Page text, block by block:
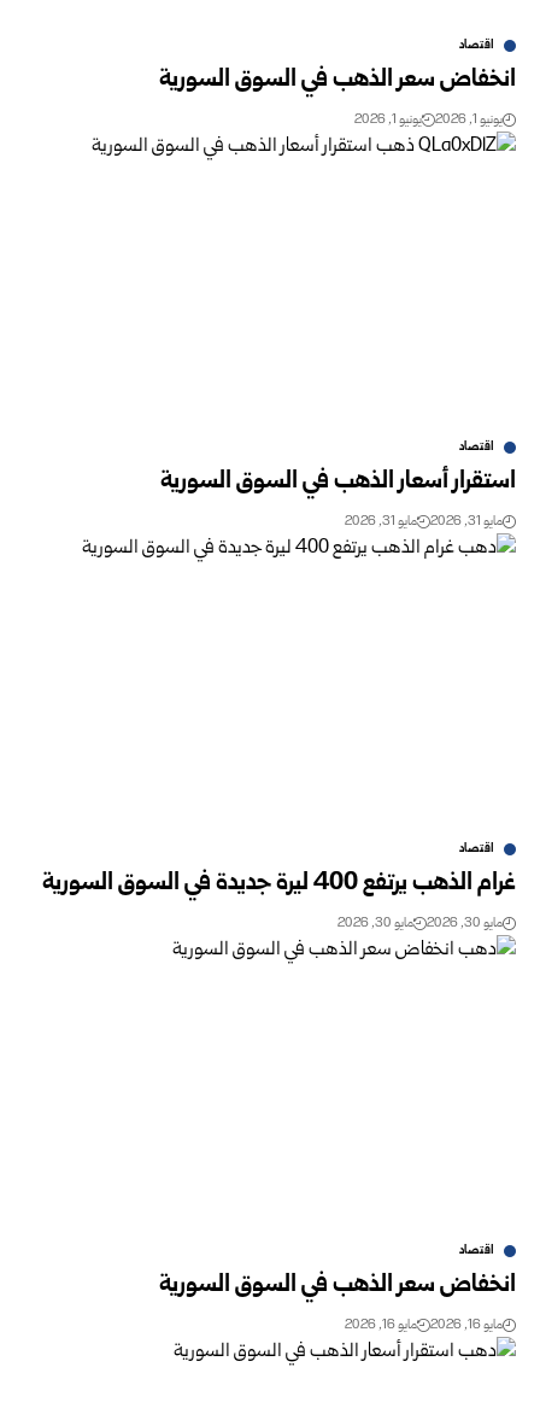
اقتصاد
انخفاض سعر الذهب في السوق السورية ‏
يونيو 1, 2026 يونيو 1, 2026
اقتصاد
استقرار أسعار الذهب في السوق السورية
مايو 31, 2026 مايو 31, 2026
اقتصاد
غرام الذهب يرتفع 400 ليرة جديدة في السوق السورية
مايو 30, 2026 مايو 30, 2026
اقتصاد
انخفاض سعر الذهب في السوق السورية
مايو 16, 2026 مايو 16, 2026